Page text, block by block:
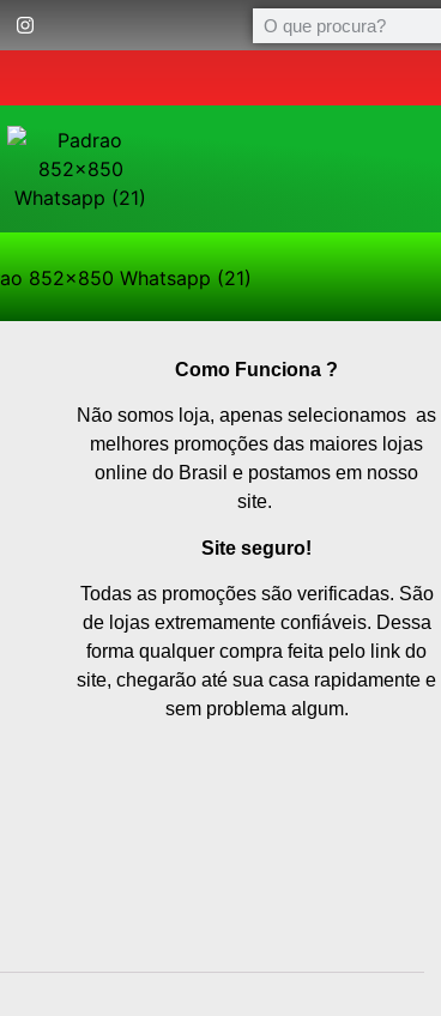
Como Funciona ?
Não somos loja, apenas selecionamos as
melhores promoções das maiores lojas
online do Brasil e postamos em nosso
site.
Site seguro!
Todas as promoções são verificadas. São
de lojas extremamente confiáveis. Dessa
forma qualquer compra feita pelo link do
site, chegarão até sua casa rapidamente e
sem problema algum.